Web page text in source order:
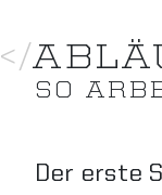
</
SO
Der erste